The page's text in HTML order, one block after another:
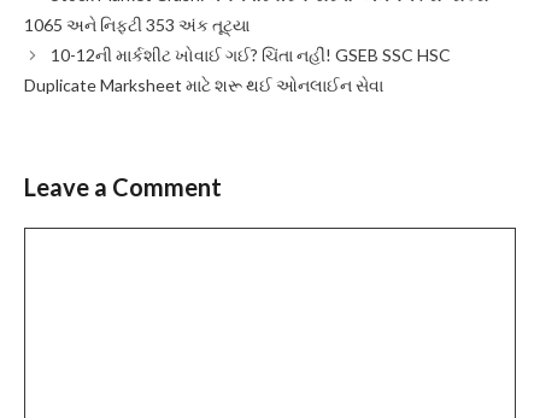
1065 અને નિફ્ટી 353 અંક તૂટ્યા
10-12ની માર્કશીટ ખોવાઈ ગઈ? ચિંતા નહીં! GSEB SSC HSC
Duplicate Marksheet માટે શરૂ થઈ ઓનલાઈન સેવા
Leave a Comment